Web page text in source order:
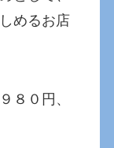
めるお店
８０円、